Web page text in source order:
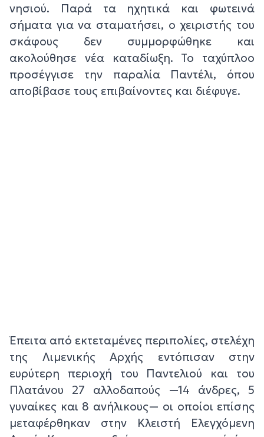
νησιού. Παρά τα ηχητικά και φωτεινά
σήματα για να σταματήσει, ο χειριστής του
σκάφους δεν συμμορφώθηκε και
ακολούθησε νέα καταδίωξη. Το ταχύπλοο
προσέγγισε την παραλία Παντέλι, όπου
αποβίβασε τους επιβαίνοντες και διέφυγε.
Έπειτα από εκτεταμένες περιπολίες, στελέχη
της Λιμενικής Αρχής εντόπισαν στην
ευρύτερη περιοχή του Παντελιού και του
Πλατάνου 27 αλλοδαπούς —14 άνδρες, 5
γυναίκες και 8 ανήλικους— οι οποίοι επίσης
μεταφέρθηκαν στην Κλειστή Ελεγχόμενη